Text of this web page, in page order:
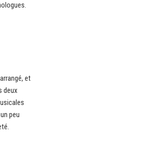
et
deux
peu